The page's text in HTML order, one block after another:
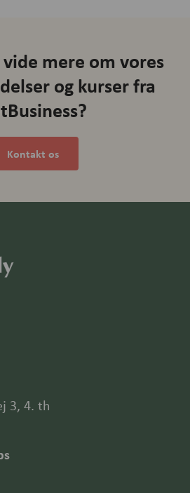
mere om vores
og kurser fra
Kontakt os
3, 4. th